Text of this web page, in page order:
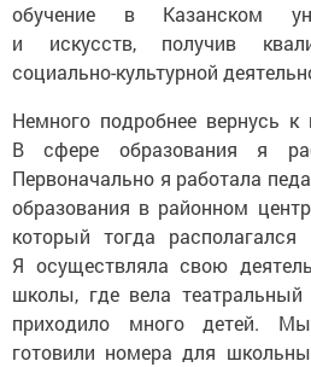
обучение в Казанском
и искусств, получив
социально-культурной
Немного подробнее вернусь к
В сфере образования я
Первоначально я работала
образования в районном
который тогда
Я осуществляла свою
школы, где вела
приходило много детей.
готовили номера для